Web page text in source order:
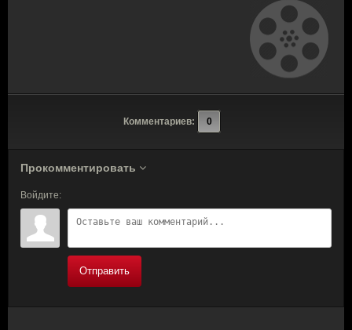
Комментариев: 0
Прокомментировать
Войдите:
Отправить